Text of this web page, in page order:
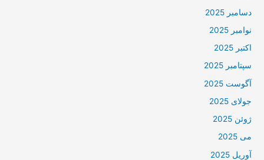
دسامبر 2025
نوامبر 2025
اکتبر 2025
سپتامبر 2025
آگوست 2025
جولای 2025
ژوئن 2025
می 2025
آوریل 2025